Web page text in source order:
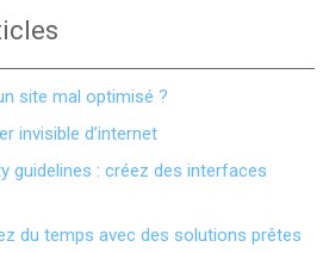
site mal optimisé ?
invisible d’internet
guidelines : créez des interfaces
du temps avec des solutions prêtes